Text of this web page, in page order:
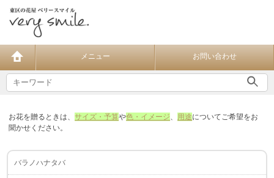
メニュー お問い合わせ
お花を贈るときは、サイズ・予算や色・イメージ、 用途についてご希望をお
聞かせください。
バラノハナタバ